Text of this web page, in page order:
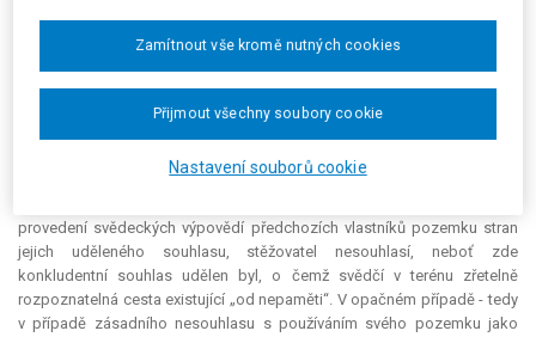
plocha“ namísto dosavadního „ostatní komunikace“ pro existenci
jde o další znak veřejně přístupné komunikace, kterým má být dle
krajského soudu souhlas vlastníka pozemku, který komunikaci tvoří,
Nejvyššího soudu ze dne 20. 3. 2002, čj. 22 Cdo 1911/2000, nebo
rozsudek Nejvyššího správního soudu ze dne 27. 10. 2004, čj. 5 As
provedení svědeckých výpovědí předchozích vlastníků pozemku stran
jejich uděleného souhlasu, stěžovatel nesouhlasí, neboť zde
konkludentní souhlas udělen byl, o čemž svědčí v terénu zřetelně
rozpoznatelná cesta existující „od nepaměti“. V opačném případě - tedy
v případě zásadního nesouhlasu s používáním svého pozemku jako
Nastavení souborů cookie
Zamítnout vše kromě nutných cookies
Přijmout všechny soubory cookie